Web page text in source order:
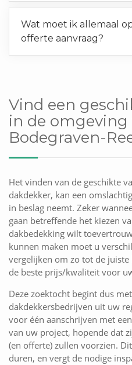
Wat moet ik allemaal
offerte aanvraag?
Vind een
in de omgeving
Bodegraven-
Het vinden van de geschikte
dakdekker, kan een
in beslag neemt. Zeker
gaan betreffende het kiezen
dakbedekking wilt
kunnen maken moet u
vergelijken om zo tot de
de beste prijs/kwaliteit voor
Deze zoektocht begint dus
dakdekkersbedrijven uit uw
voor één aanschrijven met
van uw project, hopende dat
(en offerte) zullen voorzien.
duren, en vergt de nodige